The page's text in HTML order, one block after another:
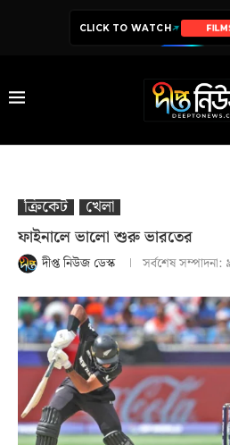
CLICK TO WATCH
ক্রিকেট
খেলা
ফাইনালে ভালো শুরু ভারতের
দীপ্ত নিউজ ডেস্ক সর্বশেষ সম্পাদনা: